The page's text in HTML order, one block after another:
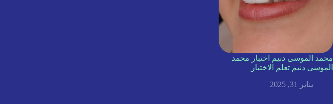
محمد الموسى دنيم اختبار محمد
الموسى دنيم تعلم الاختبار
يناير 31, 2025